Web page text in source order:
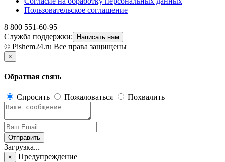
Пользовательское соглашение
8 800 551-60-95
Служба поддержки:
Написать нам
© Pishem24.ru Все права защищены
×
Обратная связь
Спросить Пожаловаться Похвалить
Отправить
Загрузка...
×
Предупреждение